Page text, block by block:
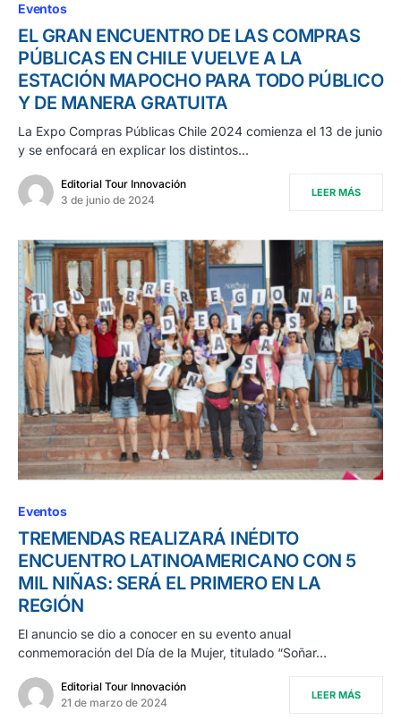
Eventos
EL GRAN ENCUENTRO DE LAS COMPRAS
PÚBLICAS EN CHILE VUELVE A LA
ESTACIÓN MAPOCHO PARA TODO PÚBLICO
Y DE MANERA GRATUITA
La Expo Compras Públicas Chile 2024 comienza el 13 de junio
y se enfocará en explicar los distintos…
Editorial Tour Innovación
3 de junio de 2024
LEER MÁS
Eventos
TREMENDAS REALIZARÁ INÉDITO
ENCUENTRO LATINOAMERICANO CON 5
MIL NIÑAS: SERÁ EL PRIMERO EN LA
REGIÓN
El anuncio se dio a conocer en su evento anual
conmemoración del Día de la Mujer, titulado “Soñar…
Editorial Tour Innovación
21 de marzo de 2024
LEER MÁS